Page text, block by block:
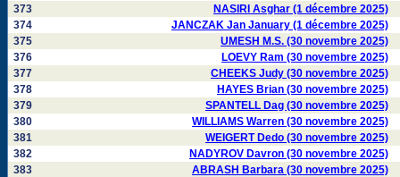
373
NASIRI Asghar (1 décembre 2025)
374
JANCZAK Jan January (1 décembre 2025)
375
UMESH M.S. (30 novembre 2025)
376
LOEVY Ram (30 novembre 2025)
377
CHEEKS Judy (30 novembre 2025)
378
HAYES Brian (30 novembre 2025)
379
SPANTELL Dag (30 novembre 2025)
380
WILLIAMS Warren (30 novembre 2025)
381
WEIGERT Dedo (30 novembre 2025)
382
NADYROV Davron (30 novembre 2025)
383
ABRASH Barbara (30 novembre 2025)